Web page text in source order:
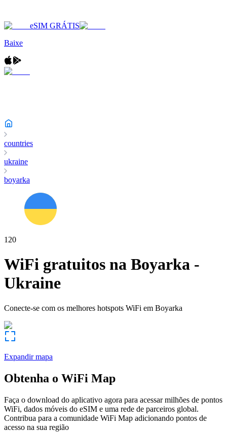
eSIM GRÁTIS
Baixe
countries
ukraine
boyarka
120
WiFi gratuitos na Boyarka -
Ukraine
Conecte-se com os melhores hotspots WiFi em Boyarka
Expandir mapa
Obtenha o WiFi Map
Faça o download do aplicativo agora para acessar milhões de pontos
WiFi, dados móveis do eSIM e uma rede de parceiros global.
Contribua para a comunidade WiFi Map adicionando pontos de
acesso na sua região